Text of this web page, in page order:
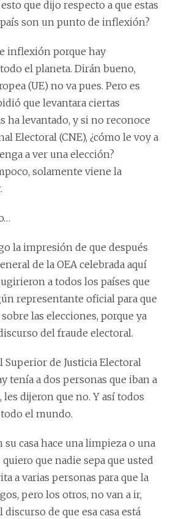
que dijo respecto a que estas
son un punto de inflexión?
inflexión porque hay
el planeta. Dirán bueno,
(UE) no va pues. Pero es
que levantara ciertas
ha levantado, y si no reconoce
Electoral (CNE), ¿cómo le voy a
a ver una elección?
solamente viene la
la impresión de que después
de la OEA celebrada aquí
a todos los países que
representante oficial para que
las elecciones, porque ya
del fraude electoral.
Superior de Justicia Electoral
tenía a dos personas que iban a
les dijeron que no. Y así todos
el mundo.
su casa hace una limpieza o una
que nadie sepa que usted
a varias personas para que la
pero los otros, no van a ir,
de que esa casa está